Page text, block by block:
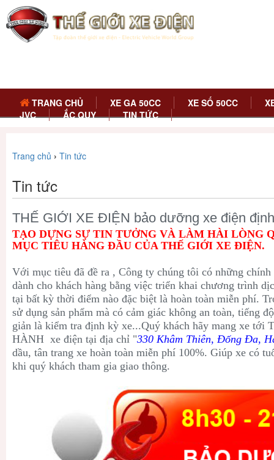
TRANG CHỦ XE GA 50CC XE SỐ 50CC
JVC
ẮC QUY TIN TỨC
Trang chủ › Tin tức
Tin tức
THẾ GIỚI XE ĐIỆN bảo dưỡng xe điện
TẠO DỰNG SỰ TIN TƯỞNG VÀ LÀM HÀI LÒNG
MỤC TIÊU HÀNG ĐẦU CỦA THẾ GIỚI XE ĐIỆN.
Với mục tiêu đã đề ra , Công ty chúng tôi có những chính
dành cho khách hàng bằng việc triển khai chương trình
tại bất kỳ thời điểm nào đặc biệt là hoàn toàn miễn phí.
sử dụng sản phẩm mà có cảm giác không an toàn, tiếng
giản là kiểm tra định kỳ xe...Quý khách hãy mang xe tới
HÀNH xe điện tại địa chỉ "330 Khâm Thiên, Đống Đa,
dầu, tân trang xe hoàn toàn miễn phí 100%. Giúp xe có
khi quý khách tham gia giao thông.